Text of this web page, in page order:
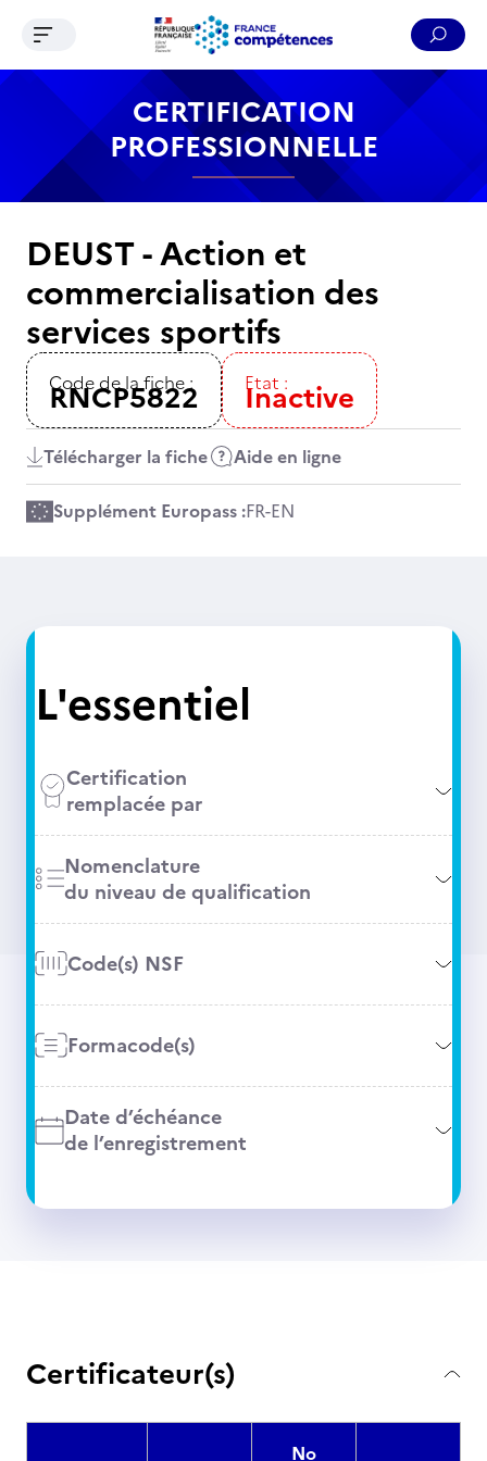
Contenu Recherche Menu Pied de page
Ouvrir le menu de navigation
CERTIFICATION
PROFESSIONNELLE
DEUST - Action et
commercialisation des
services sportifs
Code de la fiche :
RNCP5822 Etat :
Inactive
Télécharger la fiche Aide en ligne
Supplément Europass :FR-EN
L'essentiel
Certification
remplacée par
Nomenclature
du niveau de qualification
Code(s) NSF
Formacode(s)
Date d’échéance
de l’enregistrement
Certificateur(s)
No